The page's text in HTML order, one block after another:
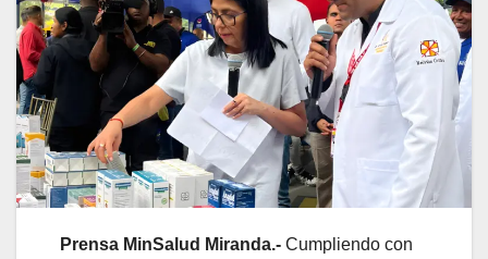
Prensa MinSalud Miranda.- Cumpliendo con